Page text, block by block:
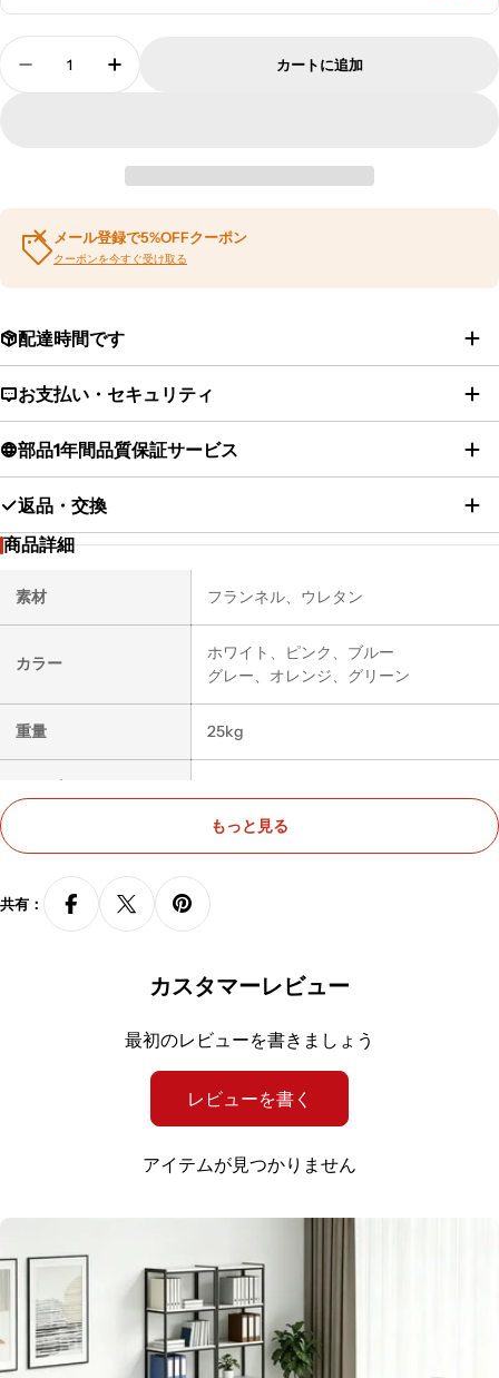
数
量
応接セット 応接ソファ ソファー デスク 応
応接セット 応接ソファ ソファー デ
カートに追加
メール登録で5%OFFクーポン
クーポンを今すぐ受け取る
配達時間です
お支払い・セキュリティ
部品1年間品質保証サービス
返品・交換
商品詳細
素材 フランネル、ウレタン
カラー
ホワイト、ピンク、ブルー
グレー、オレンジ、グリーン
重量 25kg
サイズ
カスタマイズ 可能
ます。商品をご購入いただく前に、梱包サイズと搬入経路を必ずご確認くだ
・商品のサイズや重量などの詳細情報についてわからない場合は、チャット
ボットまたはメールでお問い合わせください。
番号は、商品発送後にメールにてご案内致します。
る「ご利用規約」の第9条 消費税・配送料等をご確認ください。搬入をご
もっと見る
共有：
カスタマーレビュー
最初のレビューを書きましょう
レビューを書く
アイテムが見つかりません